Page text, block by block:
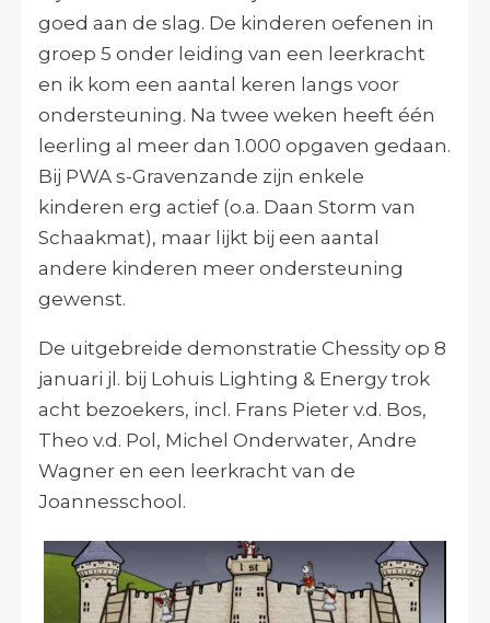
goed aan de slag. De kinderen oefenen in
groep 5 onder leiding van een leerkracht
en ik kom een aantal keren langs voor
ondersteuning. Na twee weken heeft één
leerling al meer dan 1.000 opgaven gedaan.
Bij PWA s-Gravenzande zijn enkele
kinderen erg actief (o.a. Daan Storm van
Schaakmat), maar lijkt bij een aantal
andere kinderen meer ondersteuning
gewenst.
De uitgebreide demonstratie Chessity op 8
januari jl. bij Lohuis Lighting & Energy trok
acht bezoekers, incl. Frans Pieter v.d. Bos,
Theo v.d. Pol, Michel Onderwater, Andre
Wagner en een leerkracht van de
Joannesschool.